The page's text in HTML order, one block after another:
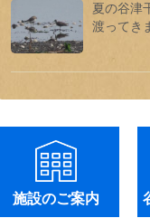
夏の谷津
渡ってき
施設のご案内